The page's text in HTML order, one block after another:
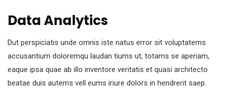
Data Analytics
Dut perspiciatis unde omnis iste natus error sit voluptatems
accusantium doloremqu laudan tiums ut, totams se aperiam,
eaque ipsa quae ab illo inventore veritatis et quasi architecto
beatae duis autems vell eums iriure dolors in hendrerit saep.